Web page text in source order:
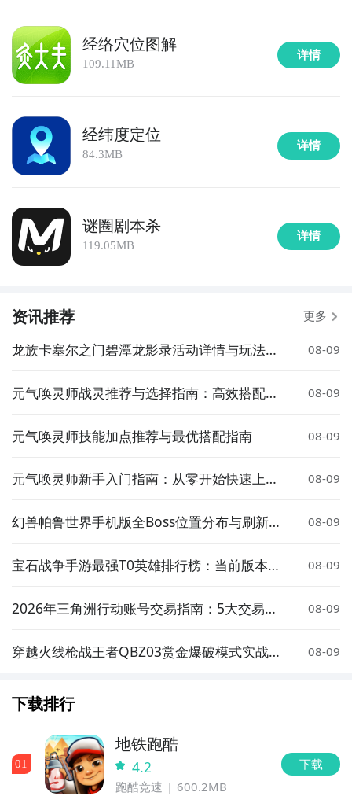
经络穴位图解
109.11MB
详情
经纬度定位
84.3MB
详情
谜圈剧本杀
119.05MB
详情
资讯推荐 更多
龙族卡塞尔之门碧潭龙影录活动详情与玩法介
08-09
元气唤灵师战灵推荐与选择指南：高效搭配策
08-09
元气唤灵师技能加点推荐与最优搭配指南 08-09
元气唤灵师新手入门指南：从零开始快速上手
08-09
幻兽帕鲁世界手机版全Boss位置分布与刷新点
08-09
宝石战争手游最强T0英雄排行榜：当前版本高
08-09
2026年三角洲行动账号交易指南：5大交易平
08-09
穿越火线枪战王者QBZ03赏金爆破模式实战表
08-09
下载排行
01
地铁跑酷
4.2
跑酷竞速 600.2MB
下载